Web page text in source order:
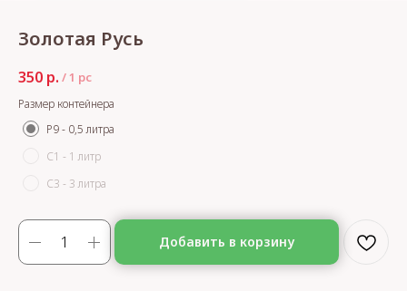
Золотая Русь
350 р. /1 pc
Размер контейнера
Р9 - 0,5 литра
С1 - 1 литр
С3 - 3 литра
Добавить в корзину